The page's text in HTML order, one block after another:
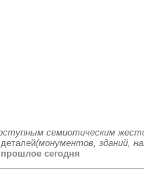
семиотическим
деталей(монументов, зданий,
сегодня